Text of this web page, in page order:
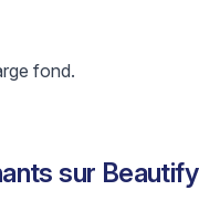
fond.
sur Beautify